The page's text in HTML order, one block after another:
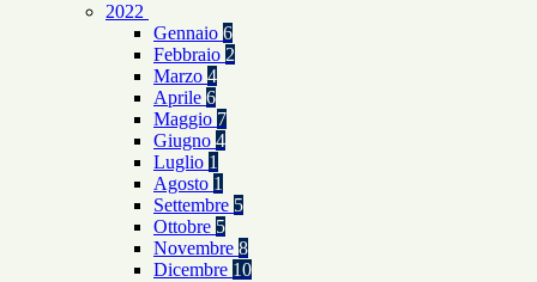
2022
Gennaio 6
Febbraio 2
Marzo 4
Aprile 6
Maggio 7
Giugno 4
Luglio 1
Agosto 1
Settembre 5
Ottobre 5
Novembre 8
Dicembre 10